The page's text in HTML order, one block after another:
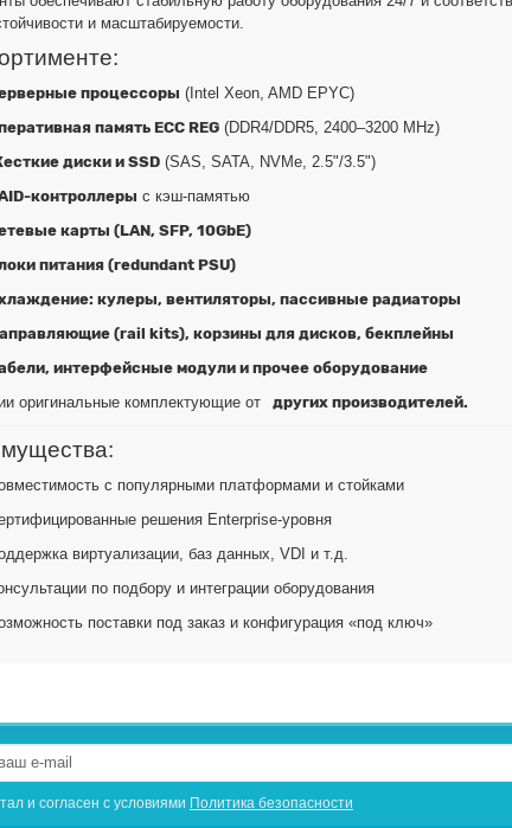
и масштабируемости.
процессоры (Intel Xeon, AMD EPYC)
память ECC REG (DDR4/DDR5, 2400–3200 MHz)
диски и SSD (SAS, SATA, NVMe, 2.5"/3.5")
контроллеры с кэш-памятью
карты (LAN, SFP, 10GbE)
питания (redundant PSU)
кулеры, вентиляторы, пассивные радиаторы
(rail kits), корзины для дисков, бекплейны
интерфейсные модули и прочее оборудование
оригинальные комплектующие от
других производителей.
с популярными платформами и стойками
решения Enterprise-уровня
виртуализации, баз данных, VDI и т.д.
по подбору и интеграции оборудования
поставки под заказ и конфигурация «под ключ»
и согласен с условиями Политика безопасности